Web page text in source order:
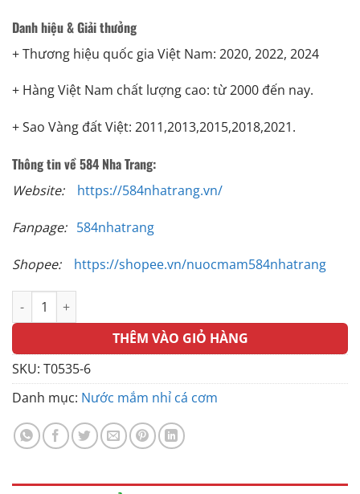
Danh hiệu & Giải thưởng
+ Thương hiệu quốc gia Việt Nam: 2020, 2022, 2024
+ Hàng Việt Nam chất lượng cao: từ 2000 đến nay.
+ Sao Vàng đất Việt: 2011,2013,2015,2018,2021.
Thông tin về 584 Nha Trang:
Website: https://584nhatrang.vn/
Fanpage: 584nhatrang
Shopee: https://shopee.vn/nuocmam584nhatrang
Nước mắm Nhỉ Cá cơm 584 Nha Trang 35 độ đạm - Thùng 6
THÊM VÀO GIỎ HÀNG
SKU: T0535-6
Danh mục: Nước mắm nhỉ cá cơm